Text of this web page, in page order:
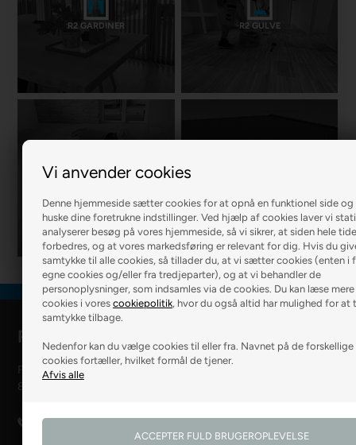
Vi anvender cookies
Denne hjemmeside sætter cookies for at opnå en funktionel side
huske dine foretrukne indstillinger. Ved hjælp af cookies laver vi
analyserer besøg på vores hjemmeside, så vi sikrer, at siden hele
forbedres, og at vores markedsføring er relevant for dig. Hvis du
samtykke til alle cookies, så tillader du, at vi sætter cookies (enten i
egne cookies og/eller fra tredjeparter), og at vi behandler de
personoplysninger, som indsamles via de cookies. Du kan læse
cookies i vores cookiepolitik, hvor du også altid har mulighed for at
samtykke tilbage.
Nedenfor kan du vælge cookies til eller fra. Navnet på de
cookies fortæller, hvilket formål de tjener.
R2 GARDINER R2 GULVE
R2 Farver Webshop
Falkevej 6
8800 Viborg
28 99 50 14